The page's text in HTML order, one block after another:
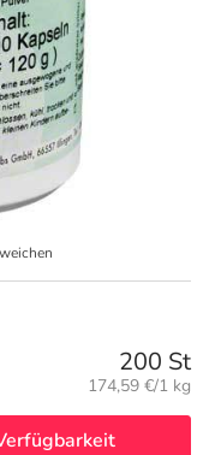
200 St
Grundpreis:
174,59 €/1 kg